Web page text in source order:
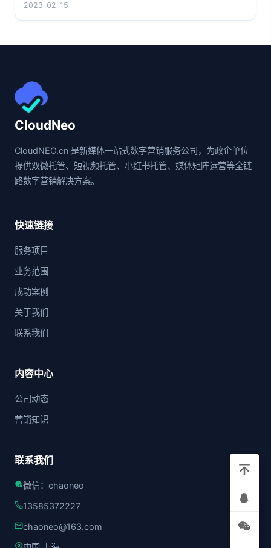
2023-02-15
CloudNeo
CloudNEO.cn 是新媒体一站式数字营销服务公司，为政企单位
提供双微托管、短视频托管、小红书托管、媒体矩阵运营等全链
路数字营销解决方案。
快速链接
服务项目
业务范围
成功案例
关于我们
联系我们
内容中心
公司动态
营销知识
联系我们
微信：chaoneo
13585372227
chaoneo@163.com